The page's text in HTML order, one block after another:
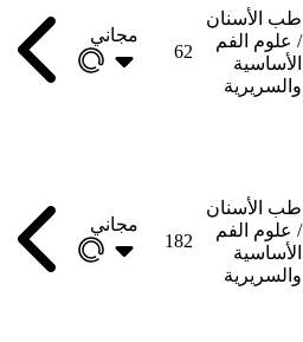
طب الأسنان
/ علوم الفم
الأساسية
والسريرية
62
مجاني
طب الأسنان
/ علوم الفم
الأساسية
والسريرية
182
مجاني